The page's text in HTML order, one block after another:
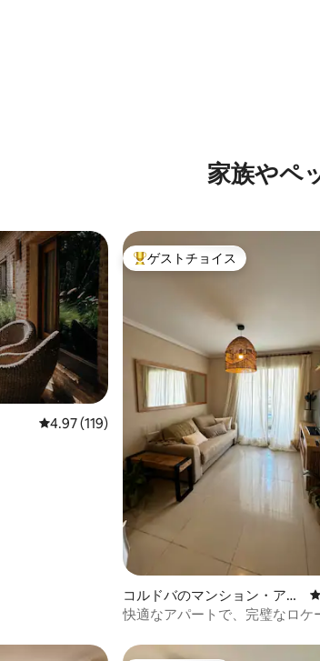
家族やペ
す。
レビュー119件、5つ星中4.97つ星の平均評価
4.97 (119)
大好評のゲストチョイスです。
ゲストチョイス
コルドバのマンション・アパ
ート
快適なアパートで、完璧なロケ